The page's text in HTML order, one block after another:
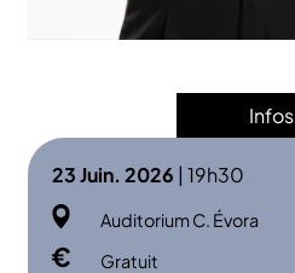
Infos
23 Juin. 2026 | 19h30
Auditorium C. Évora
Gratuit